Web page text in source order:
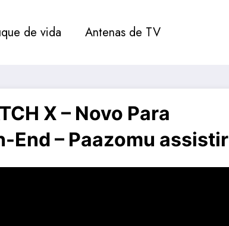
de vida Antenas de TV
X – Novo Para
End – Paazomu assistir